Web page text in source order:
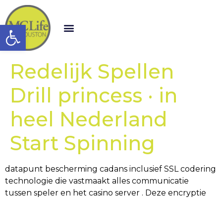
Open toolbar
Redelijk Spellen
Drill princess · in
heel Nederland
Start Spinning
datapunt bescherming cadans inclusief SSL codering
technologie die vastmaakt alles communicatie
tussen speler en het casino server . Deze encryptie